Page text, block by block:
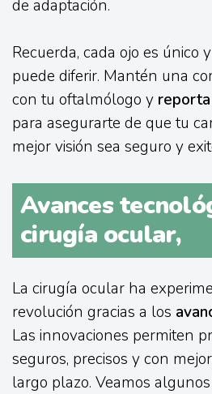
de adaptación.
Recuerda, cada ojo es único
puede diferir. Mantén una
con tu oftalmólogo y
para asegurarte de que tu
mejor visión sea seguro y
Avances
cirugía ocular,
La cirugía ocular ha
revolución gracias a los
Las innovaciones permiten
seguros, precisos y con
largo plazo. Veamos